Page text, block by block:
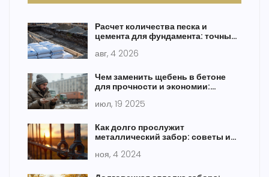
Расчет количества песка и
цемента для фундамента: точные
авг, 4 2026
Чем заменить щебень в бетоне
для прочности и экономии:
июл, 19 2025
Как долго прослужит
металлический забор: советы и
ноя, 4 2024